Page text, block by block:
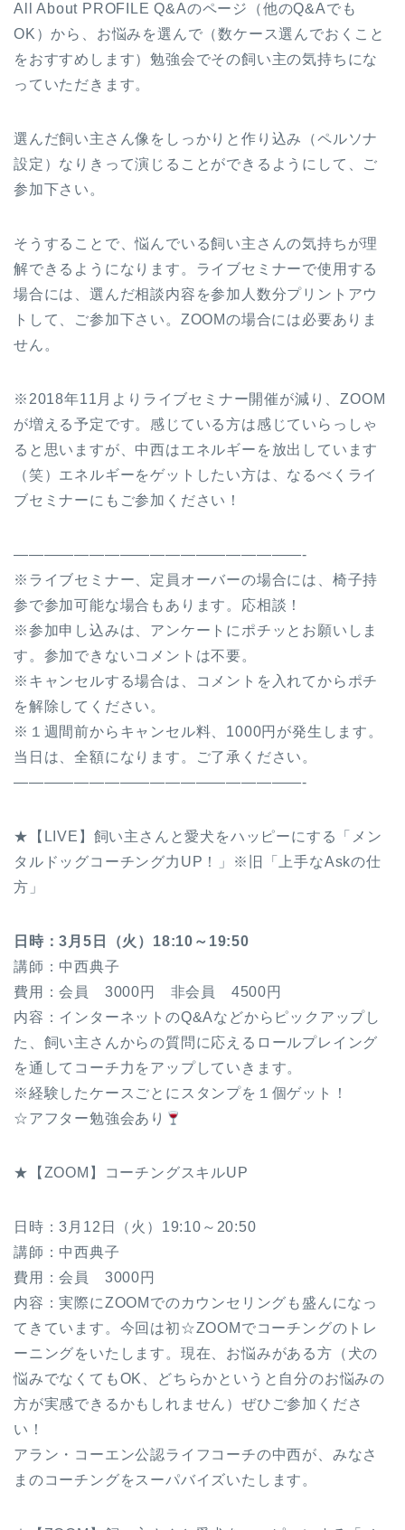
All About PROFILE Q&Aのページ（他のQ&Aでも
OK）から、お悩みを選んで（数ケース選んでおくこと
をおすすめします）勉強会でその飼い主の気持ちにな
っていただきます。
選んだ飼い主さん像をしっかりと作り込み（ペルソナ
設定）なりきって演じることができるようにして、ご
参加下さい。
そうすることで、悩んでいる飼い主さんの気持ちが理
解できるようになります。ライブセミナーで使用する
場合には、選んだ相談内容を参加人数分プリントアウ
トして、ご参加下さい。ZOOMの場合には必要ありま
せん。
※2018年11月よりライブセミナー開催が減り、ZOOM
が増える予定です。感じている方は感じていらっしゃ
ると思いますが、中西はエネルギーを放出しています
（笑）エネルギーをゲットしたい方は、なるべくライ
ブセミナーにもご参加ください！
———————————————————-
※ライブセミナー、定員オーバーの場合には、椅子持
参で参加可能な場合もあります。応相談！
※参加申し込みは、アンケートにポチッとお願いしま
す。参加できないコメントは不要。
※キャンセルする場合は、コメントを入れてからポチ
を解除してください。
※１週間前からキャンセル料、1000円が発生します。
当日は、全額になります。ご了承ください。
———————————————————-
★【LIVE】飼い主さんと愛犬をハッピーにする「メン
タルドッグコーチング力UP！」※旧「上手なAskの仕
方」
日時：3月5日（火）18:10～19:50
講師：中西典子
費用：会員 3000円 非会員 4500円
内容：インターネットのQ&Aなどからピックアップし
た、飼い主さんからの質問に応えるロールプレイング
を通してコーチ力をアップしていきます。
※経験したケースごとにスタンプを１個ゲット！
☆アフター勉強会あり
★【ZOOM】コーチングスキルUP
日時：3月12日（火）19:10～20:50
講師：中西典子
費用：会員 3000円
内容：実際にZOOMでのカウンセリングも盛んになっ
てきています。今回は初☆ZOOMでコーチングのトレ
ーニングをいたします。現在、お悩みがある方（犬の
悩みでなくてもOK、どちらかというと自分のお悩みの
方が実感できるかもしれません）ぜひご参加くださ
い！
アラン・コーエン公認ライフコーチの中西が、みなさ
まのコーチングをスーパバイズいたします。